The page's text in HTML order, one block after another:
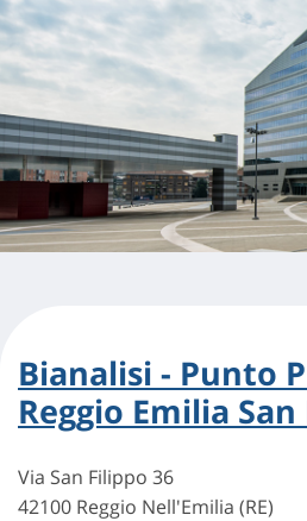
Bianalisi - Punto
Reggio Emilia
Via San Filippo 36
42100 Reggio Nell'Emilia (RE)